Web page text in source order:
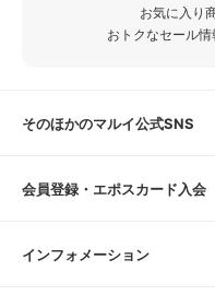
お気に入り
おトクなセール
そのほかのマルイ公式SNS
会員登録・エポスカード入会
インフォメーション